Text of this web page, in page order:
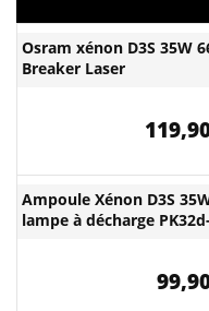
Osram xénon D3S 35W
Breaker Laser
Ampoule Xénon D3S
lampe à décharge